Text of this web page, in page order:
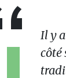
Il y
côté